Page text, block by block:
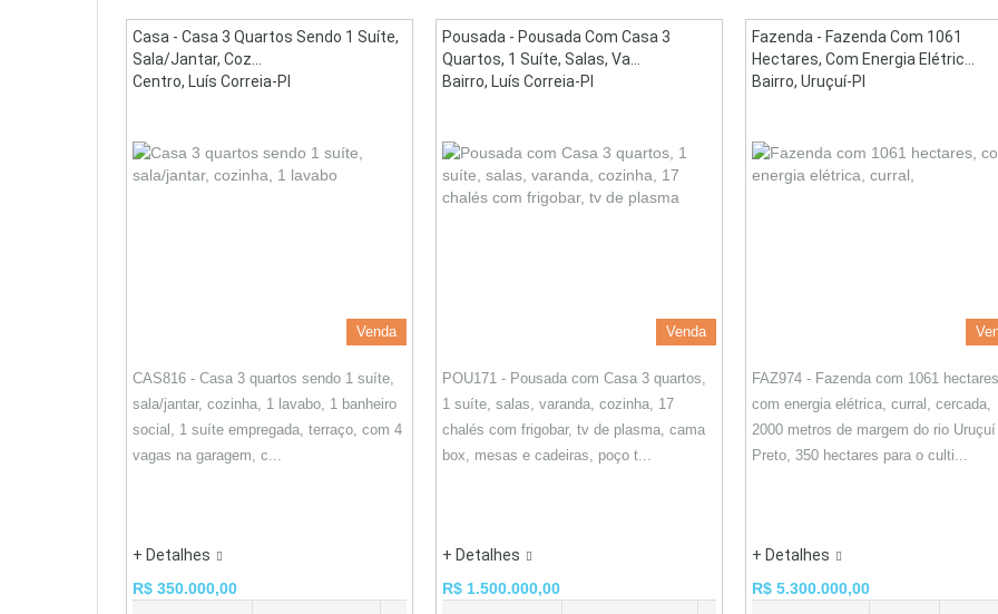
Casa - Casa 3 Quartos Sendo 1 Suíte,
Sala/jantar, Coz...
Centro, Luís Correia-PI
Venda
CAS816 - Casa 3 quartos sendo 1 suíte,
sala/jantar, cozinha, 1 lavabo, 1 banheiro
social, 1 suíte empregada, terraço, com 4
vagas na garagem, c...
+ Detalhes
R$ 350.000,00
Pousada - Pousada Com Casa 3
Quartos, 1 Suíte, Salas, Va...
Bairro, Luís Correia-PI
Venda
POU171 - Pousada com Casa 3 quartos,
1 suíte, salas, varanda, cozinha, 17
chalés com frigobar, tv de plasma, cama
box, mesas e cadeiras, poço t...
+ Detalhes
R$ 1.500.000,00
Fazenda - Fazenda Com 1061
Hectares, Com Energia Elétric...
Bairro, Uruçuí-PI
FAZ974 - Fazenda com 1061
com energia elétrica, curral, cercada,
2000 metros de margem do rio Uruçuí
Preto, 350 hectares para o culti...
+ Detalhes
R$ 5.300.000,00